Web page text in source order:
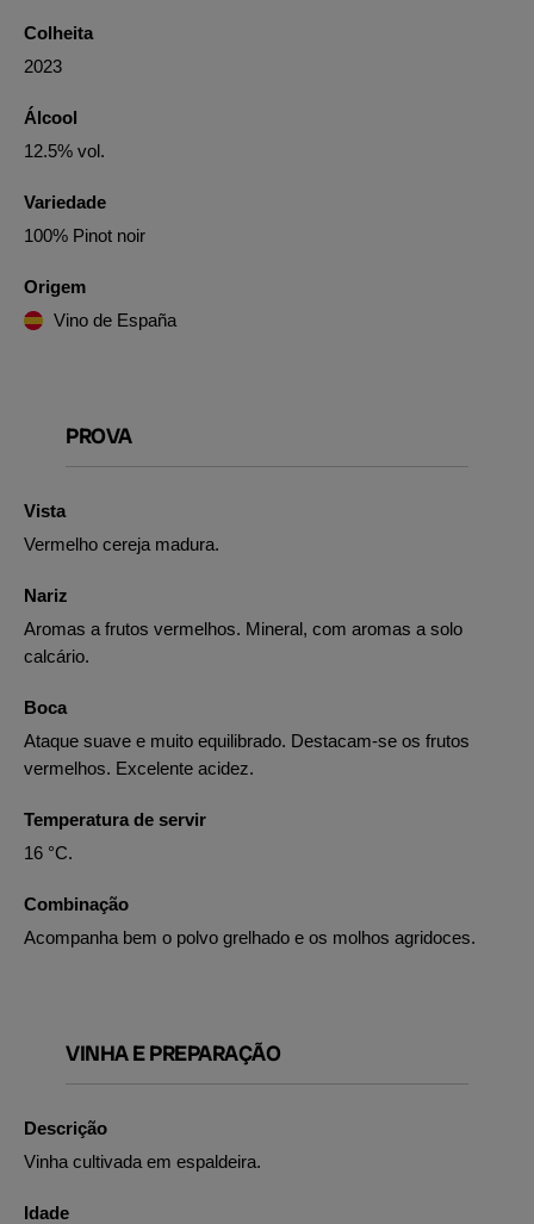
Colheita
2023
Álcool
12.5% vol.
Variedade
100% Pinot noir
Origem
Vino de España
PROVA
Vista
Vermelho cereja madura.
Nariz
Aromas a frutos vermelhos. Mineral, com aromas a solo
calcário.
Boca
Ataque suave e muito equilibrado. Destacam-se os frutos
vermelhos. Excelente acidez.
Temperatura de servir
16 °C.
Combinação
Acompanha bem o polvo grelhado e os molhos agridoces.
VINHA E PREPARAÇÃO
Descrição
Vinha cultivada em espaldeira.
Idade